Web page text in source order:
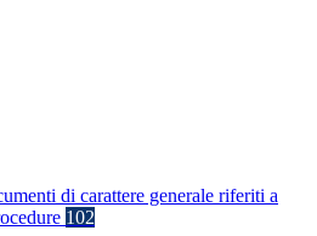
di carattere generale riferiti a
102